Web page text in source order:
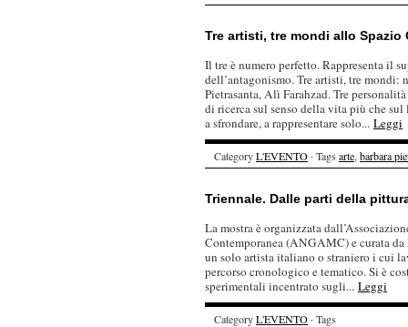
Tre artisti, tre mondi allo Spazio
Il tre è numero perfetto. Rappresenta il
dell’antagonismo. Tre artisti, tre mondi:
Pietrasanta, Alì Farahzad. Tre
di ricerca sul senso della vita più che
a sfrondare, a rappresentare solo... Leggi
CategoryL'EVENTO · Tags arte, barbara
Triennale. Dalle parti della
La mostra è organizzata
Contemporanea (ANGAMC) e curata
un solo artista italiano o straniero i cui
percorso cronologico e tematico. Si è
sperimentali incentrato sugli... Leggi
CategoryL'EVENTO · Tags